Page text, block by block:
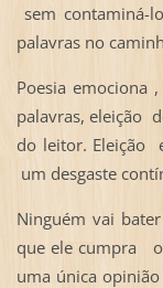
sem contaminá-
palavras no
Poesia emociona
palavras, eleição
do leitor. Eleição
um desgaste
Ninguém vai
que ele cumpra o
uma única